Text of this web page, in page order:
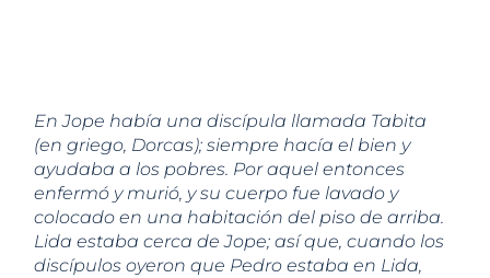
En Jope había una discípula llamada Tabita
(en griego, Dorcas); siempre hacía el bien y
ayudaba a los pobres. Por aquel entonces
enfermó y murió, y su cuerpo fue lavado y
colocado en una habitación del piso de arriba.
Lida estaba cerca de Jope; así que, cuando los
discípulos oyeron que Pedro estaba en Lida,